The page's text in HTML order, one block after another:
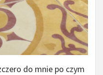
do mnie po czym